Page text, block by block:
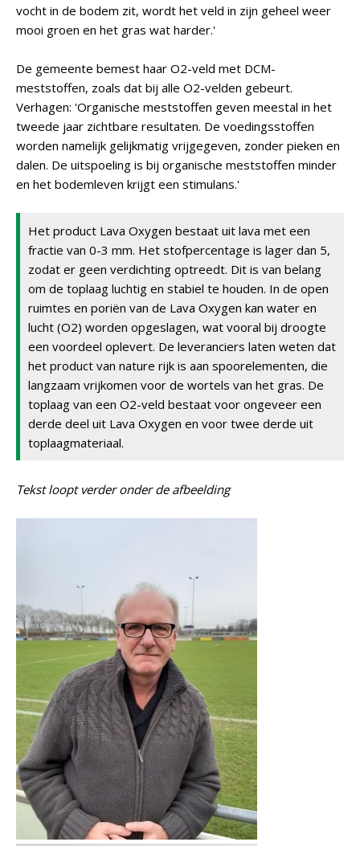
vocht in de bodem zit, wordt het veld in zijn geheel weer
mooi groen en het gras wat harder.'
De gemeente bemest haar O2-veld met DCM-
meststoffen, zoals dat bij alle O2-velden gebeurt.
Verhagen: 'Organische meststoffen geven meestal in het
tweede jaar zichtbare resultaten. De voedingsstoffen
worden namelijk gelijkmatig vrijgegeven, zonder pieken en
dalen. De uitspoeling is bij organische meststoffen minder
en het bodemleven krijgt een stimulans.'
Het product Lava Oxygen bestaat uit lava met een
fractie van 0-3 mm. Het stofpercentage is lager dan 5,
zodat er geen verdichting optreedt. Dit is van belang
om de toplaag luchtig en stabiel te houden. In de open
ruimtes en poriën van de Lava Oxygen kan water en
lucht (O2) worden opgeslagen, wat vooral bij droogte
een voordeel oplevert. De leveranciers laten weten dat
het product van nature rijk is aan spoorelementen, die
langzaam vrijkomen voor de wortels van het gras. De
toplaag van een O2-veld bestaat voor ongeveer een
derde deel uit Lava Oxygen en voor twee derde uit
toplaagmateriaal.
Tekst loopt verder onder de afbeelding